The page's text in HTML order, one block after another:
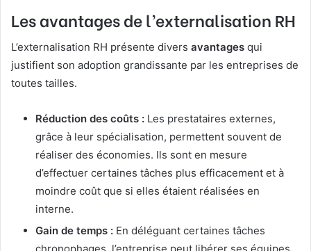
Les avantages de l’externalisation RH
L’externalisation RH présente divers avantages qui
justifient son adoption grandissante par les entreprises de
toutes tailles.
Réduction des coûts : Les prestataires externes,
grâce à leur spécialisation, permettent souvent de
réaliser des économies. Ils sont en mesure
d’effectuer certaines tâches plus efficacement et à
moindre coût que si elles étaient réalisées en
interne.
Gain de temps : En déléguant certaines tâches